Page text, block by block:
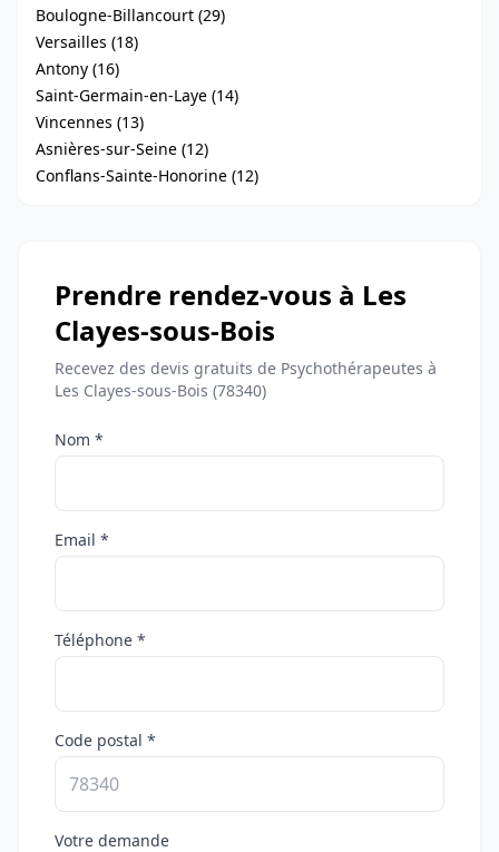
Boulogne-Billancourt (29)
Versailles (18)
Antony (16)
Saint-Germain-en-Laye (14)
Vincennes (13)
Asnières-sur-Seine (12)
Conflans-Sainte-Honorine (12)
Prendre rendez-vous à Les
Clayes-sous-Bois
Recevez des devis gratuits de Psychothérapeutes à
Les Clayes-sous-Bois (78340)
Nom *
Email *
Téléphone *
Code postal *
Votre demande